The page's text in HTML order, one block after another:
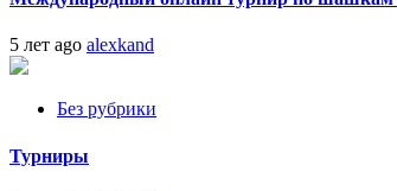
5 лет ago alexkand
Без рубрики
Турниры